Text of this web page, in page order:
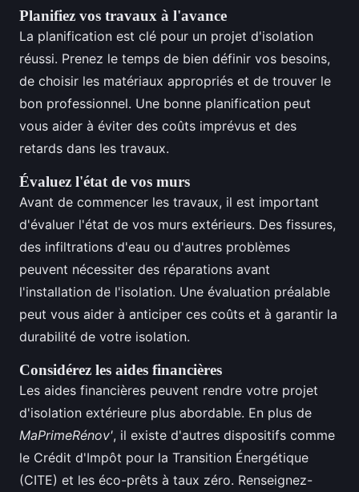
Planifiez vos travaux à l'avance
La planification est clé pour un projet d'isolation
réussi. Prenez le temps de bien définir vos besoins,
de choisir les matériaux appropriés et de trouver le
bon professionnel. Une bonne planification peut
vous aider à éviter des coûts imprévus et des
retards dans les travaux.
Évaluez l'état de vos murs
Avant de commencer les travaux, il est important
d'évaluer l'état de vos murs extérieurs. Des fissures,
des infiltrations d'eau ou d'autres problèmes
peuvent nécessiter des réparations avant
l'installation de l'isolation. Une évaluation préalable
peut vous aider à anticiper ces coûts et à garantir la
durabilité de votre isolation.
Considérez les aides financières
Les aides financières peuvent rendre votre projet
d'isolation extérieure plus abordable. En plus de
MaPrimeRénov', il existe d'autres dispositifs comme
le Crédit d'Impôt pour la Transition Énergétique
(CITE) et les éco-prêts à taux zéro. Renseignez-